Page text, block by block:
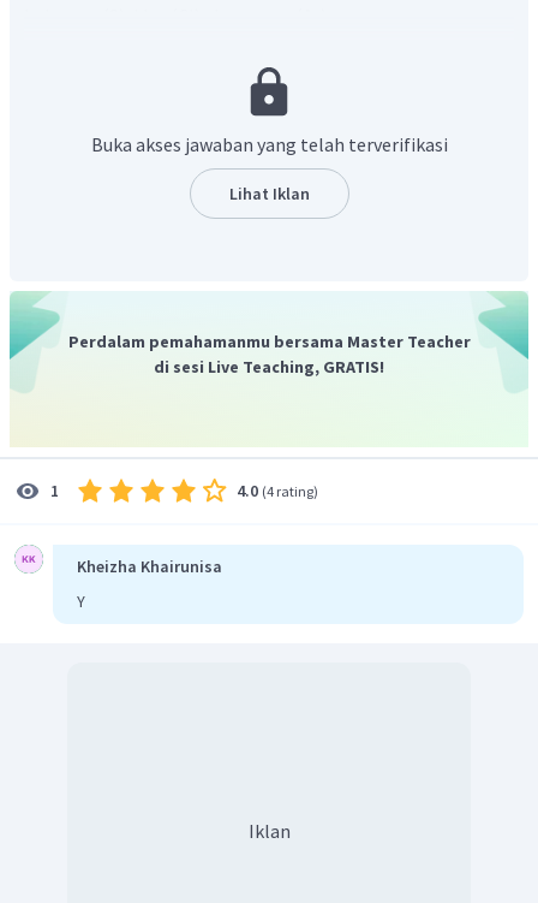
Jari–jari atom berkaitan dengan daya tarik menarik antara
inti dengan elektron kulit terluarnya. Dari kiri ke kanan
bertambah sehingga semakin kuat elektron terluar
tertarik ke inti atom, sehingga jarak kulit terluar ke inti
semakin dekat atau jari-jari semakin kecil.
Buka akses jawaban yang telah terverifikasi
Lihat Iklan
Perdalam pemahamanmu bersama Master Teacher
di sesi Live Teaching, GRATIS!
1 4.0 (4 rating)
Kheizha Khairunisa
Y
Iklan